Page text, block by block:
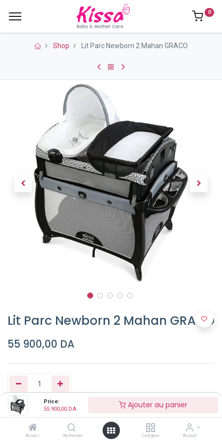
Price:
55 900,00 DA Ajouter au panier
Accueil Rechercher Catégorie Account
0
Shop Lit Parc Newborn 2 Mahan GRACO
Lit Parc Newborn 2 Mahan GRACO
55 900,00 DA
Ajouter au panier